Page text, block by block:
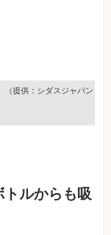
（提供：シダスジャパン
トルからも吸